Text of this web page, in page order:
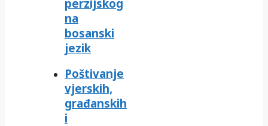
perzijskog
na
bosanski
jezik
Poštivanje
vjerskih,
građanskih
i